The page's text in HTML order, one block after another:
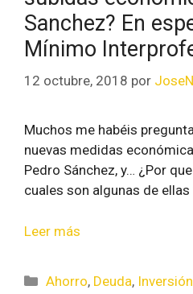
Sanchez? En
Mínimo
12 octubre, 2018 por
Muchos me habéis
nuevas medidas
Pedro Sánchez, y… ¿Por
cuales son algunas de
Leer más
Ahorro, Deuda, Inversión